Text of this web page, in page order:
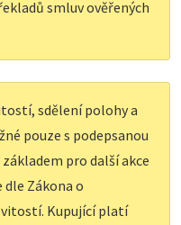
smluv ověřených
sdělení polohy a
pouze s podepsanou
pro další akce
dle Zákona o
Kupující platí